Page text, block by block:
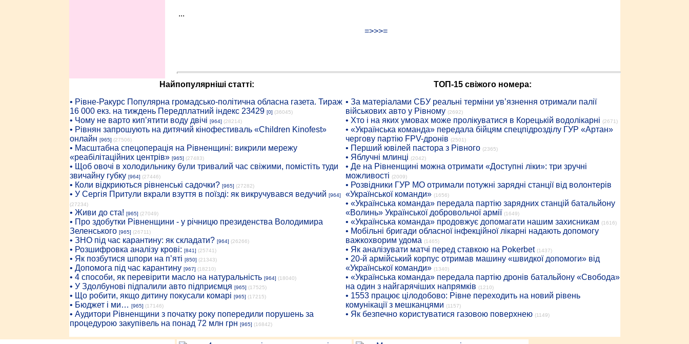
...
=>>>=
Найпопулярніші статті:
• Рiвне-Ракурс Популярна громадсько-політична обласна газета. Тираж
16 000 екз. на тиждень Передплатний індекс 23429 [0] (36045)
• Чому не варто кип’ятити воду двічі [964] (28214)
• Рівнян запрошують на дитячий кінофестиваль «Children Kinofest»
онлайн [965] (27506)
• Масштабна спецоперація на Рівненщині: викрили мережу
«реабілітаційних центрів» [965] (27483)
• Щоб овочі в холодильнику були тривалий час свіжими, помістіть туди
звичайну губку [964] (27446)
• Коли відкриються рівненські садочки? [965] (27282)
• У Сергія Притули вкрали взуття в поїзді: як викручувався ведучий [964]
(27234)
• Живи до ста! [965] (27049)
• Про здобутки Рівненщини - у річницю президенства Володимира
Зеленського [965] (26711)
• ЗНО під час карантину: як складати? [964] (26266)
• Розшифровка аналізу крові: [841] (25741)
• Як позбутися шпори на п’яті [850] (21343)
• Допомога під час карантину [967] (18210)
• 4 способи, як перевірити масло на натуральність [964] (18040)
• У Здолбунові підпалили авто підприємця [965] (17525)
• Що робити, якщо дитину покусали комарі [965] (17215)
• Бюджет і ми… [965] (17146)
• Аудитори Рівненщини з початку року попередили порушень за
процедурою закупівель на понад 72 млн грн [965] (16842)
ТОП-15 свіжого номера:
• За матеріалами СБУ реальні терміни ув’язнення отримали палії
військових авто у Рівному (2692)
• Хто і на яких умовах може пролікуватися в Корецькій водолікарні (2671)
• «Українська команда» передала бійцям спецпідрозділу ГУР «Артан»
чергову партію FPV-дронів (2501)
• Перший ювілей пастора з Рівного (2365)
• Яблучні млинці (2042)
• Де на Рівненщині можна отримати «Доступні ліки»: три зручні
можливості (2009)
• Розвідники ГУР МО отримали потужні зарядні станції від волонтерів
«Української команди» (1656)
• «Українська команда» передала партію зарядних станцій батальйону
«Волинь» Української добровольчої армії (1649)
• «Українська команда» продовжує допомагати нашим захисникам (1616)
• Мобільні бригади обласної інфекційної лікарні надають допомогу
важкохворим удома (1465)
• Як аналізувати матчі перед ставкою на Pokerbet (1437)
• 20-й армійський корпус отримав машину «швидкої допомоги» від
«Української команди» (1340)
• «Українська команда» передала партію дронів батальйону «Свобода»
на один з найгарячіших напрямків (1210)
• 1553 працює цілодобово: Рівне переходить на новий рівень
комунікації з мешканцями (1157)
• Як безпечно користуватися газовою поверхнею (1149)